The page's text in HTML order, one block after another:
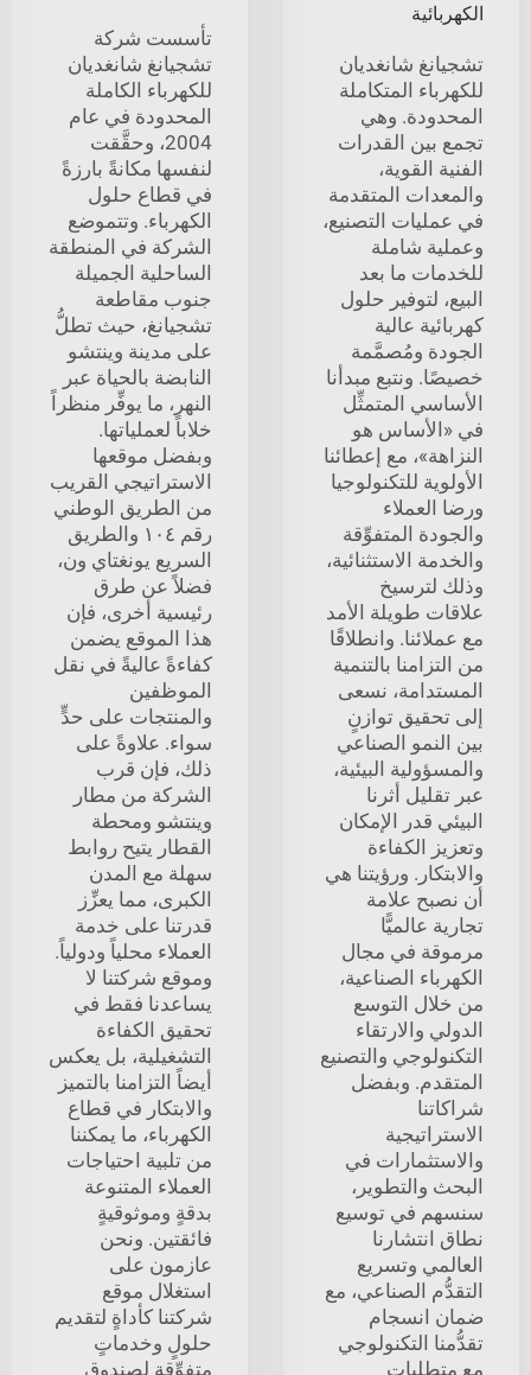
الكهربائية
تشجيانغ شانغديان
للكهرباء المتكاملة
المحدودة. وهي
تجمع بين القدرات
الفنية القوية،
والمعدات المتقدمة
في عمليات التصنيع،
وعملية شاملة
للخدمات ما بعد
البيع، لتوفير حلول
كهربائية عالية
الجودة ومُصمَّمة
خصيصًا. ونتبع مبدأنا
الأساسي المتمثِّل
في «الأساس هو
النزاهة»، مع إعطائنا
الأولوية للتكنولوجيا
ورضا العملاء
والجودة المتفوِّقة
والخدمة الاستثنائية،
وذلك لترسيخ
علاقات طويلة الأمد
مع عملائنا. وانطلاقًا
من التزامنا بالتنمية
المستدامة، نسعى
إلى تحقيق توازنٍ
بين النمو الصناعي
والمسؤولية البيئية،
عبر تقليل أثرنا
البيئي قدر الإمكان
وتعزيز الكفاءة
والابتكار. ورؤيتنا هي
أن نصبح علامة
تجارية عالميًّا
مرموقة في مجال
الكهرباء الصناعية،
من خلال التوسع
الدولي والارتقاء
التكنولوجي والتصنيع
المتقدم. وبفضل
شراكاتنا
الاستراتيجية
والاستثمارات في
البحث والتطوير،
سنسهم في توسيع
نطاق انتشارنا
العالمي وتسريع
التقدُّم الصناعي، مع
ضمان انسجام
تقدُّمنا التكنولوجي
مع متطلبات
تأسست شركة
تشجيانغ شانغديان
للكهرباء الكاملة
المحدودة في عام
2004، وحقَّقت
لنفسها مكانةً بارزةً
في قطاع حلول
الكهرباء. وتتموضع
الشركة في المنطقة
الساحلية الجميلة
جنوب مقاطعة
تشجيانغ، حيث تطلُّ
على مدينة وينتشو
النابضة بالحياة عبر
النهر، ما يوفِّر منظراً
خلاباً لعملياتها.
وبفضل موقعها
الاستراتيجي القريب
من الطريق الوطني
رقم ١٠٤ والطريق
السريع يونغتاي ون،
فضلاً عن طرق
رئيسية أخرى، فإن
هذا الموقع يضمن
كفاءةً عاليةً في نقل
الموظفين
والمنتجات على حدٍّ
سواء. علاوةً على
ذلك، فإن قرب
الشركة من مطار
وينتشو ومحطة
القطار يتيح روابط
سهلة مع المدن
الكبرى، مما يعزِّز
قدرتنا على خدمة
العملاء محلياً ودولياً.
وموقع شركتنا لا
يساعدنا فقط في
تحقيق الكفاءة
التشغيلية، بل يعكس
أيضاً التزامنا بالتميز
والابتكار في قطاع
الكهرباء، ما يمكننا
من تلبية احتياجات
العملاء المتنوعة
بدقةٍ وموثوقيةٍ
فائقتين. ونحن
عازمون على
استغلال موقع
شركتنا كأداةٍ لتقديم
حلولٍ وخدماتٍ
متفوِّقةٍ لصندوق